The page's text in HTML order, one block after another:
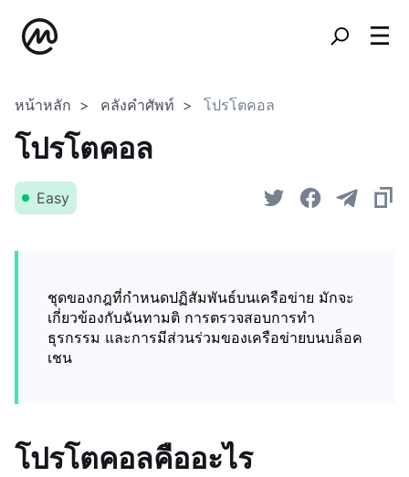
หน้าหลัก คลังคำศัพท์ โปรโตคอล
โปรโตคอล
Easy
ชุดของกฎที่กำหนดปฏิสัมพันธ์บนเครือข่าย มักจะ
เกี่ยวข้องกับฉันทามติ การตรวจสอบการทำ
ธุรกรรม และการมีส่วนร่วมของเครือข่ายบนบล็อค
เชน
โปรโตคอลคืออะไร